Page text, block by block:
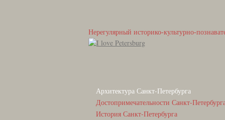
Нерегулярный историко-культурно-
Архитектура Санкт-Петербурга
Достопримечательности Санкт-
История Санкт-Петербурга